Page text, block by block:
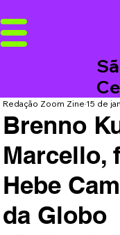
Brenno
Marcello,
Hebe
da Globo
Redação Zoom Zine15 de